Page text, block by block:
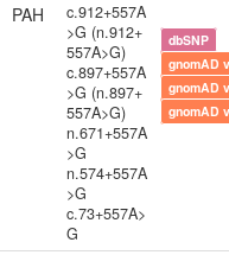
PAH
c.912+557A
>G (n.912+
557A>G)
c.897+557A
>G (n.897+
557A>G)
n.671+557A
>G
n.574+557A
>G
c.73+557A>
G
dbSNP
gnomAD
gnomAD
gnomAD